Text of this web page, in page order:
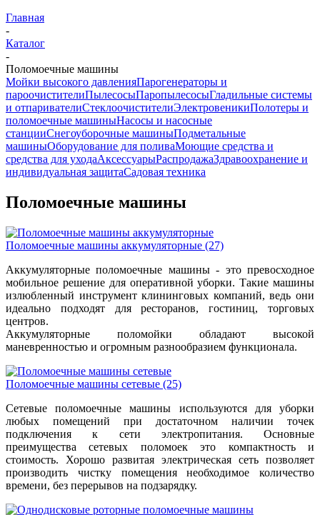
Главная
-
Каталог
-
Поломоечные машины
Мойки высокого давленияПарогенераторы и
пароочистителиПылесосыПаропылесосыГладильные системы
и отпаривателиСтеклоочистителиЭлектровеникиПолотеры и
поломоечные машиныНасосы и насосные
станцииСнегоуборочные машиныПодметальные
машиныОборудование для поливаМоющие средства и
средства для уходаАксессуарыРаспродажаЗдравоохранение и
индивидуальная защитаСадовая техника
Поломоечные машины
Поломоечные машины аккумуляторные (27)
Аккумуляторные поломоечные машины - это превосходное
мобильное решение для оперативной уборки. Такие машины
излюбленный инструмент клининговых компаний, ведь они
идеально подходят для ресторанов, гостиниц, торговых
центров.
Аккумуляторные поломойки обладают высокой
маневренностью и огромным разнообразием функционала.
Поломоечные машины сетевые (25)
Сетевые поломоечные машины используются для уборки
любых помещений при достаточном наличии точек
подключения к сети электропитания. Основные
преимущества сетевых поломоек это компактность и
стоимость. Хорошо развитая электрическая сеть позволяет
производить чистку помещения необходимое количество
времени, без перерывов на подзарядку.